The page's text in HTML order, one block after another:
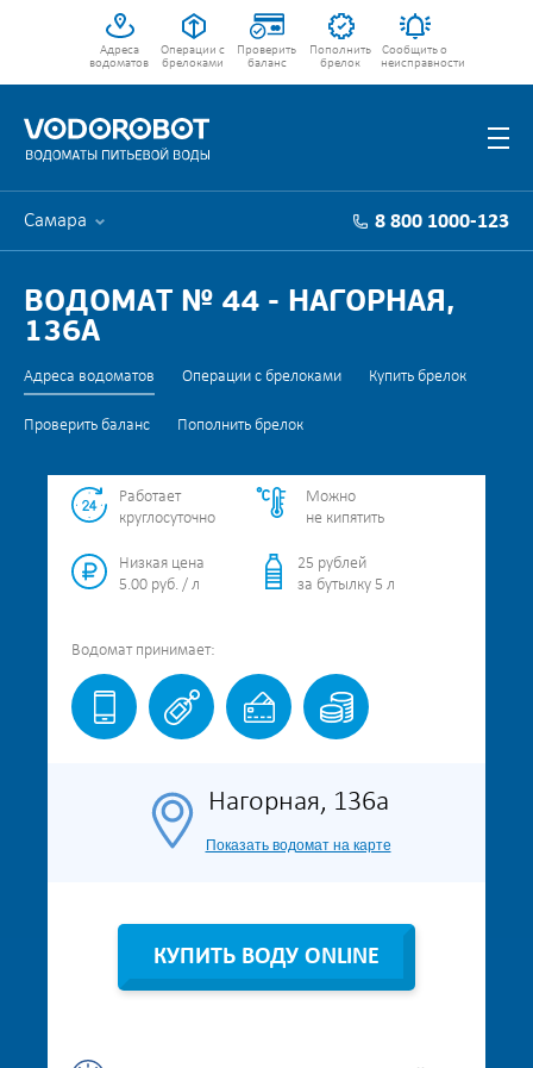
Адреса
водоматов
Операции с
брелоками
Проверить
баланс
Пополнить
брелок
Сообщить о
неисправности
Самара 8 800 1000-123
ВОДОМАТ № 44 - НАГОРНАЯ,
136А
Адреса водоматов Операции с брелоками Купить брелок
Проверить баланс Пополнить брелок
Работает
круглосуточно
Можно
не кипятить
Низкая цена
5.00 руб. / л
25 рублей
за бутылку 5 л
Водомат принимает:
Нагорная, 136а
Показать водомат на карте
КУПИТЬ ВОДУ ONLINE